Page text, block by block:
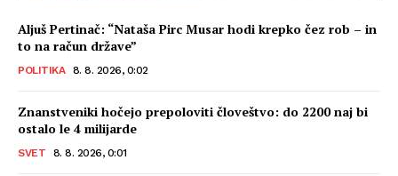
Aljuš Pertinač: “Nataša Pirc Musar hodi krepko čez rob – in
to na račun države”
POLITIKA 8. 8. 2026, 0:02
Znanstveniki hočejo prepoloviti človeštvo: do 2200 naj bi
ostalo le 4 milijarde
SVET 8. 8. 2026, 0:01